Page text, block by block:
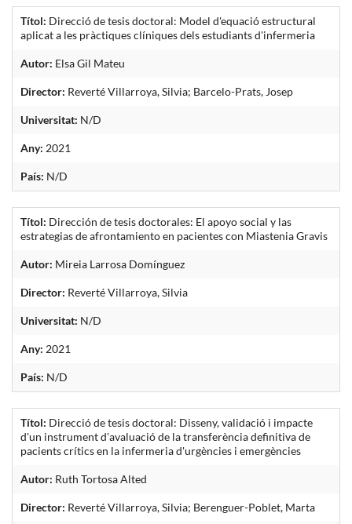
Títol: Direcció de tesis doctoral: Model d'equació estructural
aplicat a les pràctiques clíniques dels estudiants d'infermeria
Autor: Elsa Gil Mateu
Director: Reverté Villarroya, Silvia; Barcelo-Prats, Josep
Universitat: N/D
Any: 2021
País: N/D
Títol: Dirección de tesis doctorales: El apoyo social y las
estrategias de afrontamiento en pacientes con Miastenia Gravis
Autor: Mireia Larrosa Domínguez
Director: Reverté Villarroya, Silvia
Universitat: N/D
Any: 2021
País: N/D
Títol: Direcció de tesis doctoral: Disseny, validació i impacte
d'un instrument d'avaluació de la transferència definitiva de
pacients crítics en la infermeria d'urgències i emergències
Autor: Ruth Tortosa Alted
Director: Reverté Villarroya, Silvia; Berenguer-Poblet, Marta